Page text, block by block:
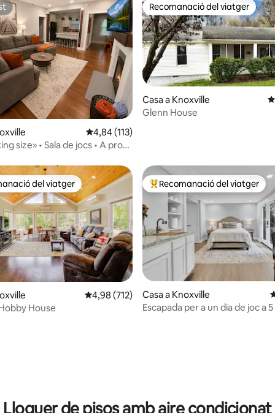
d'un total de 5; 462 avaluacions
4,84 de puntuació mitjana d'un total de 5; 113
4,84 (113)
size» • Sala de jocs • A prop
Recomanació del viatger
Recomanació del viatger
Casa a Knoxville
Glenn House
d'un total de 5; 129 avaluacions
recomanacions dels viatgers
del viatger
4,98 de puntuació mitjana d'un total de 5; 712
4,98 (712)
House
Principals recomanacions dels
Recomanació del viatger
Casa a Knoxville
Escapada per a un dia de joc a
Lloguer de pisos amb aire condicionat